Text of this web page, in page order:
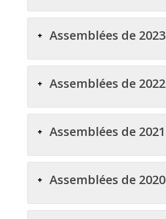
Assemblées de 2023
Assemblées de 2022
Assemblées de 2021
Assemblées de 2020